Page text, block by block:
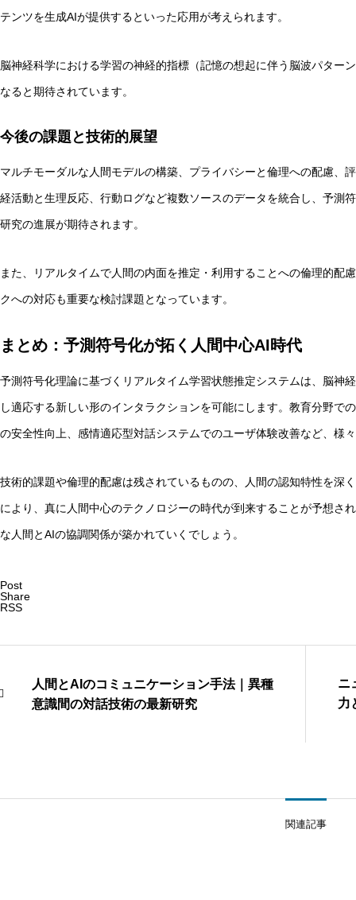
テンツを生成AIが提供するといった応用が考えられます。
脳神経科学における学習の神経的指標（記憶の想起に伴う脳波パター
なると期待されています。
今後の課題と技術的展望
マルチモーダルな人間モデルの構築、プライバシーと倫理への配慮、
経活動と生理反応、行動ログなど複数ソースのデータを統合し、予測
研究の進展が期待されます。
また、リアルタイムで人間の内面を推定・利用することへの倫理的配
クへの対応も重要な検討課題となっています。
まとめ：予測符号化が拓く人間中心AI時代
予測符号化理論に基づくリアルタイム学習状態推定システムは、脳神
し適応する新しい形のインタラクションを可能にします。教育分野で
の安全性向上、感情適応型対話システムでのユーザ体験改善など、様
技術的課題や倫理的配慮は残されているものの、人間の認知特性を深
により、真に人間中心のテクノロジーの時代が到来することが予想さ
な人間とAIの協調関係が築かれていくでしょう。
Post
Share
RSS
人間とAIのコミュニケーション手法｜異種
意識間の対話技術の最新研究
ニ
力
関連記事